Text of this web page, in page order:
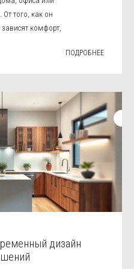
того, как он
комфорт,
ПОДРОБНЕЕ
дизайн